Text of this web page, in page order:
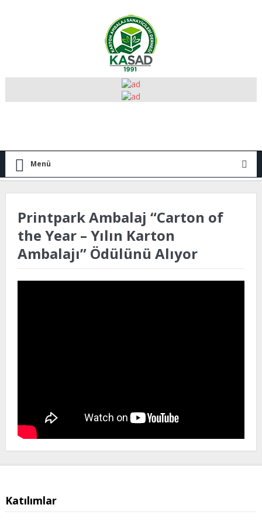
Menü
Printpark Ambalaj “Carton of
the Year – Yılın Karton
Ambalajı” Ödülünü Alıyor
Katılımlar